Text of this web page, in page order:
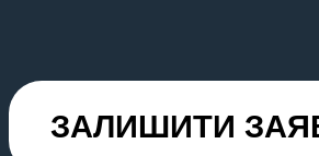
ЗАЛИШИТИ